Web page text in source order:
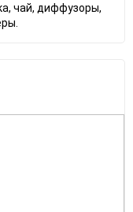
чай, диффузоры,